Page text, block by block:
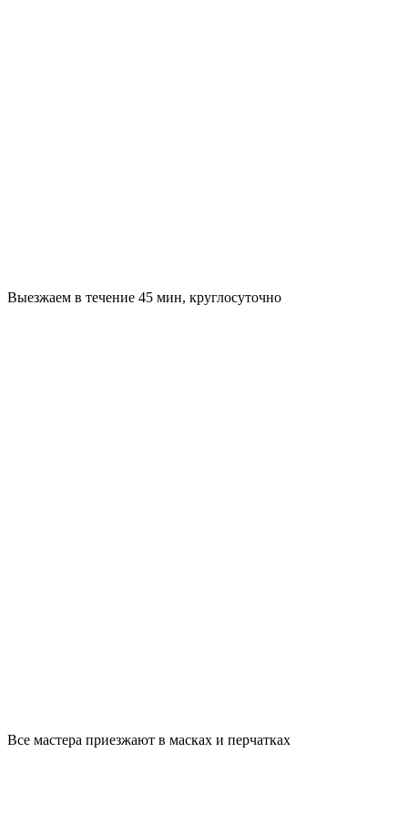
Выезжаем в течение 45 мин, круглосуточно
Все мастера приезжают в масках и перчатках